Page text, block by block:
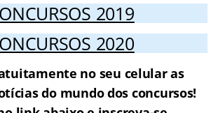
2019
2020
no seu celular as
do mundo dos concursos!